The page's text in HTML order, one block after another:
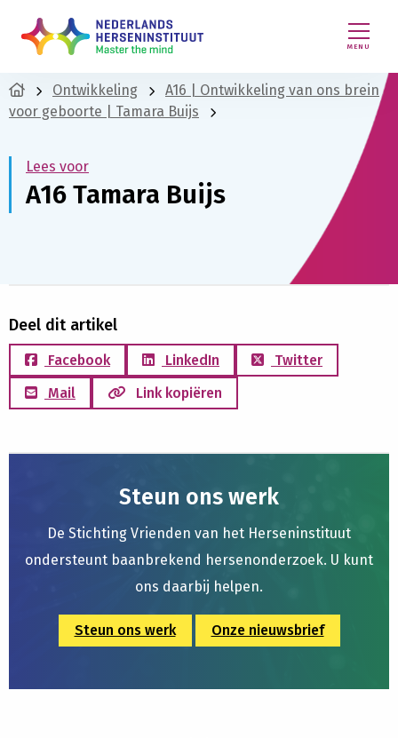
MENU
Ontwikkeling
A16 | Ontwikkeling van ons brein
voor geboorte | Tamara Buijs
Lees voor
A16 Tamara Buijs
Deel dit artikel
Facebook LinkedIn
Twitter
Mail
Link kopiëren
Steun ons werk
De Stichting Vrienden van het Herseninstituut
ondersteunt baanbrekend hersenonderzoek. U kunt
ons daarbij helpen.
Steun ons werk Onze nieuwsbrief